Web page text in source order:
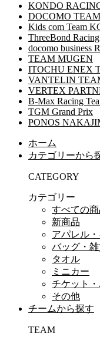
KONDO
DOCOMO
Kids com Team
ThreeBond Racing
docomo business
TEAM MUGEN
ITOCHU ENEX
VANTELIN
VERTEX
B-Max Racing
TGM Grand Prix
PONOS
ホーム
カテゴリーから
CATEGORY
カテゴリー
すべての商
新商品
アパレル
バッグ・
タオル
ミニカー
チケット・
その他
チームから探す
TEAM